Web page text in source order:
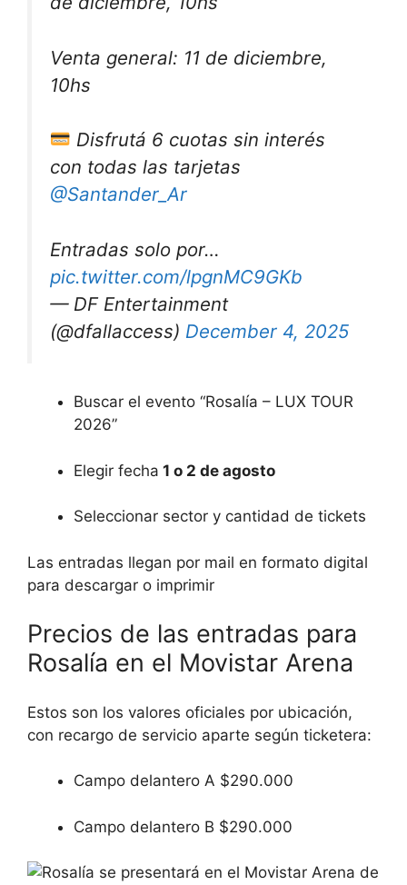
Venta general: 11 de diciembre,
10hs
Disfrutá 6 cuotas sin interés
con todas las tarjetas
@Santander_Ar
Entradas solo por…
pic.twitter.com/lpgnMC9GKb
— DF Entertainment
(@dfallaccess) December 4, 2025
Buscar el evento “Rosalía – LUX TOUR
2026”
Elegir fecha 1 o 2 de agosto
Seleccionar sector y cantidad de tickets
Las entradas llegan por mail en formato digital
para descargar o imprimir
Precios de las entradas para
Rosalía en el Movistar Arena
Estos son los valores oficiales por ubicación,
con recargo de servicio aparte según ticketera:
Campo delantero A $290.000
Campo delantero B $290.000